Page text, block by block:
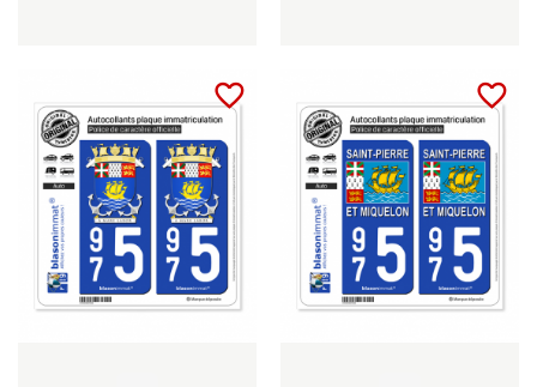
favorite_border favorite_border